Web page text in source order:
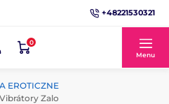
+48221530321
0
Menu
EROTICZNE
Vibrátory Zalo